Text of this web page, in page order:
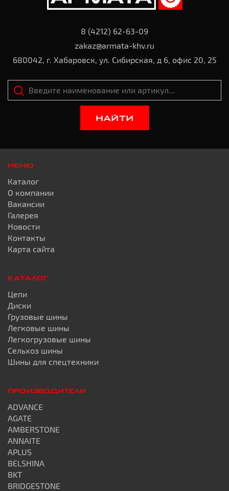
8 (4212) 62-63-09
zakaz@armata-khv.ru
680042, г. Хабаровск, ул. Сибирская, д 6, офис 20, 25
НАЙТИ
МЕНЮ
Каталог
О компании
Вакансии
Галерея
Новости
Контакты
Карта сайта
КАТАЛОГ
Цепи
Диски
Грузовые шины
Легковые шины
Легкогрузовые шины
Сельхоз шины
Шины для спецтехники
ПРОИЗВОДИТЕЛИ
ADVANCE
AGATE
AMBERSTONE
ANNAITE
APLUS
BELSHINA
BKT
BRIDGESTONE